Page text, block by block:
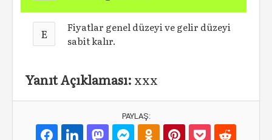
E
Fiyatlar genel düzeyi ve gelir düzeyi
sabit kalır.
Yanıt Açıklaması: xxx
PAYLAŞ: